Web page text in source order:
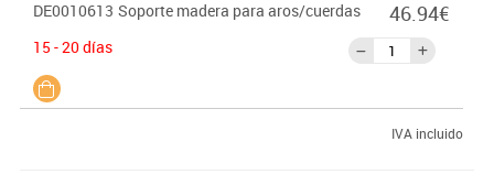
DE0010613 Soporte madera para aros/cuerdas
15 - 20 días
46.94€
IVA incluido